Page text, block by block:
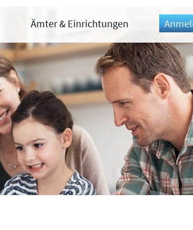
Ämter & Einrichtungen